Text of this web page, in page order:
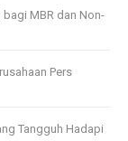
MBR dan Non-
Pers
Tangguh Hadapi